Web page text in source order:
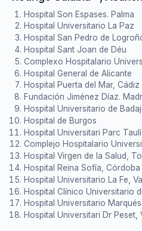
Hospital Son Espases. Palma
Hospital Universitario La Paz
Hospital San Pedro de
Hospital Sant Joan de Déu
Complexo Hospitalario
Hospital General de Alicante
Hospital Puerta del Mar, Cádiz
Fundación Jiménez Díaz.
Hospital Universitario de
Hospital de Burgos
Hospital Universitari Parc Taulí
Complejo Hospitalario
Hospital Virgen de la Salud,
Hospital Reina Sofía, Córdoba
Hospital Universitario La Fe,
Hospital Clínico Universitario
Hospital Universitario
Hospital Universitari Dr Peset,